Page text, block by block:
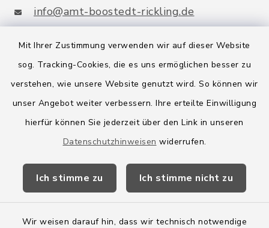
Mit Ihrer Zustimmung verwenden wir auf dieser Website
sog. Tracking-Cookies, die es uns ermöglichen besser zu
verstehen, wie unsere Website genutzt wird. So können wir
unser Angebot weiter verbessern. Ihre erteilte Einwilligung
hierfür können Sie jederzeit über den Link in unseren
Datenschutzhinweisen widerrufen.
Ich stimme zu Ich stimme nicht zu
Wir weisen darauf hin, dass wir technisch notwendige
info@amt-boostedt-rickling.de
Quicklinks
Amt Boostedt-Rickling
Amtsbroschüre
Wege-Zweckverband